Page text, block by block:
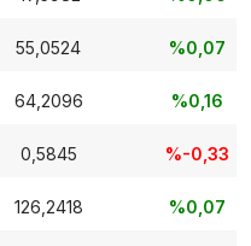
55,0524 %0,07
64,2096 %0,16
0,5845 %-0,33
126,2418 %0,07